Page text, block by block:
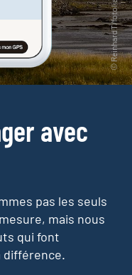
avec
pas les seuls
mais nous
qui font
différence.